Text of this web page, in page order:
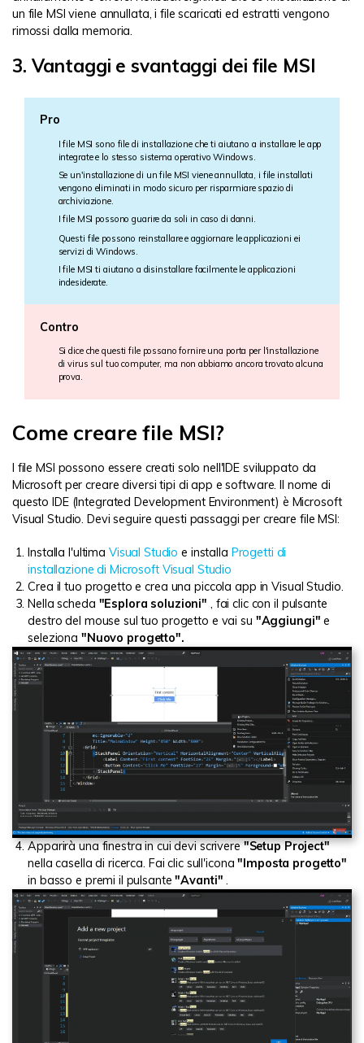
un file MSI viene annullata, i file scaricati ed estratti vengono
rimossi dalla memoria.
3. Vantaggi e svantaggi dei file MSI
Pro
I file MSI sono file di installazione che ti aiutano a installare le app
integrate e lo stesso sistema operativo Windows.
Se un'installazione di un file MSI viene annullata, i file installati
vengono eliminati in modo sicuro per risparmiare spazio di
archiviazione.
I file MSI possono guarire da soli in caso di danni.
Questi file possono reinstallare e aggiornare le applicazioni ei
servizi di Windows.
I file MSI ti aiutano a disinstallare facilmente le applicazioni
indesiderate.
Contro
Si dice che questi file possano fornire una porta per l'installazione
di virus sul tuo computer, ma non abbiamo ancora trovato alcuna
prova.
Come creare file MSI?
I file MSI possono essere creati solo nell'IDE sviluppato da
Microsoft per creare diversi tipi di app e software. Il nome di
questo IDE (Integrated Development Environment) è Microsoft
Visual Studio. Devi seguire questi passaggi per creare file MSI:
Installa l'ultima Visual Studio e installa Progetti di
installazione di Microsoft Visual Studio
Crea il tuo progetto e crea una piccola app in Visual Studio.
Nella scheda "Esplora soluzioni"
, fai clic con il pulsante
destro del mouse sul tuo progetto e vai su "Aggiungi"e
seleziona "Nuovo progetto".
Apparirà una finestra in cui devi scrivere"Setup Project"
nella casella di ricerca. Fai clic sull'icona"Imposta progetto"
in basso e premi il pulsante"Avanti"